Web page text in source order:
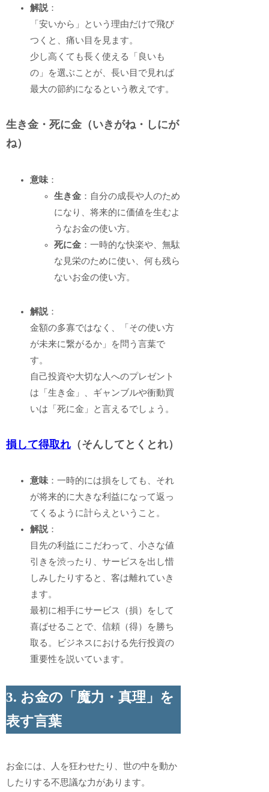
解説：
「安いから」という理由だけで飛び
つくと、痛い目を見ます。
少し高くても長く使える「良いも
の」を選ぶことが、長い目で見れば
最大の節約になるという教えです。
生き金・死に金（いきがね・しにが
ね）
意味 ：
生き金 ：自分の成長や人のため
になり、将来的に価値を生むよ
うなお金の使い方。
死に金 ：一時的な快楽や、無駄
な見栄のために使い、何も残ら
ないお金の使い方。
解説 ：
金額の多寡ではなく、「その使い方
が未来に繋がるか」を問う言葉で
す。
自己投資や大切な人へのプレゼント
は「生き金」、ギャンブルや衝動買
いは「死に金」と言えるでしょう。
損して得取れ （そんしてとくとれ）
意味：一時的には損をしても、それ
が将来的に大きな利益になって返っ
てくるように計らえということ。
解説：
目先の利益にこだわって、小さな値
引きを渋ったり、サービスを出し惜
しみしたりすると、客は離れていき
ます。
最初に相手にサービス（損）をして
喜ばせることで、信頼（得）を勝ち
取る。ビジネスにおける先行投資の
重要性を説いています。
3. お金の「魔力・真理」を
表す言葉
お金には、人を狂わせたり、世の中を動か
したりする不思議な力があります。